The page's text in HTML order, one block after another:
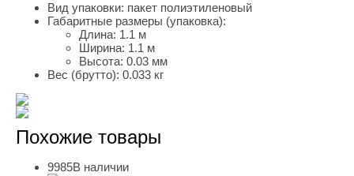
Вид упаковки: пакет полиэтиленовый
Габаритные размеры (упаковка):
Длина: 1.1 м
Ширина: 1.1 м
Высота: 0.03 мм
Вес (брутто): 0.033 кг
Похожие товары
9985В наличии